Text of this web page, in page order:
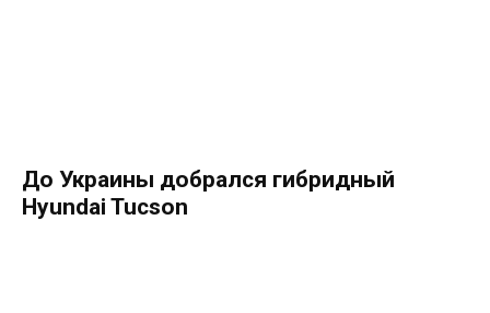
До Украины добрался гибридный
Hyundai Tucson